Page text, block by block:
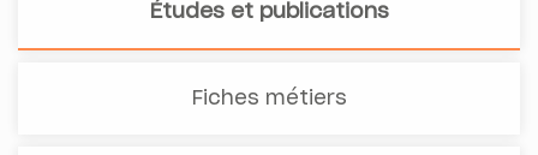
Études et publications
Fiches métiers